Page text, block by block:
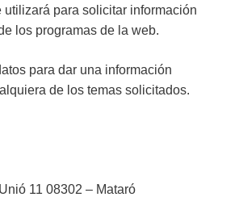
utilizará para solicitar información
los programas de la web.
para dar una información
de los temas solicitados.
11 08302 – Mataró